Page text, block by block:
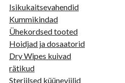
Isikukaitsevahendid
Kummikindad
Ühekordsed tooted
Hoidjad ja dosaatorid
Dry Wipes kuivad
rätikud
Steriilsed küüneviilid